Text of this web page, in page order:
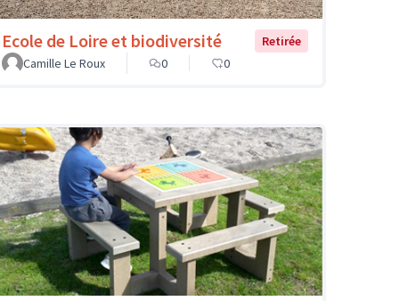
Ecole de Loire et biodiversité
Retirée
Camille Le Roux
0 0